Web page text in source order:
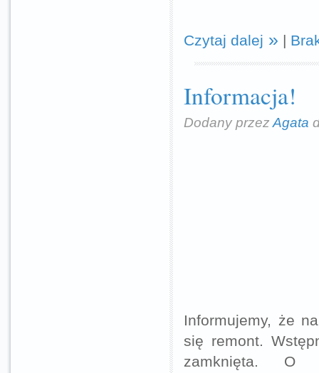
Czytaj dalej |
Informacja!
Dodany przez Agata
Informujemy, że
się remont.
zamknięta. O